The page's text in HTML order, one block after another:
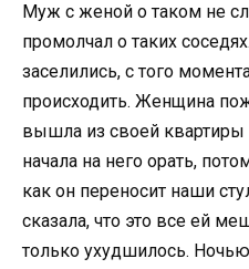
Муж с женой о таком не
промолчал о таких
заселились, с того
происходить. Женщина
вышла из своей квартиры
начала на него орать,
как он переносит наши
сказала, что это все ей
только ухудшилось.